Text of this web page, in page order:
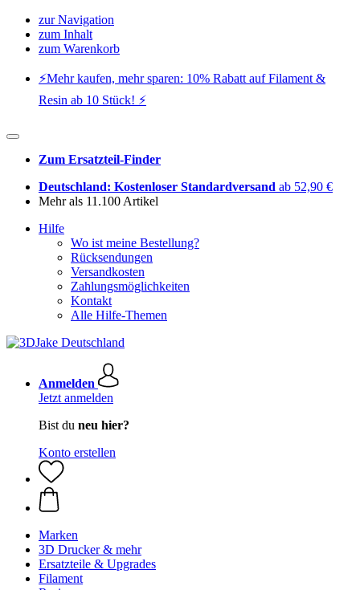
zur Navigation
zum Inhalt
zum Warenkorb
⚡️Mehr kaufen, mehr sparen: 10% Rabatt auf Filament &
Resin ab 10 Stück! ⚡️
Zum Ersatzteil-Finder
Deutschland: Kostenloser Standardversand ab 52,90 €
Mehr als 11.100 Artikel
Hilfe
Wo ist meine Bestellung?
Rücksendungen
Versandkosten
Zahlungsmöglichkeiten
Kontakt
Alle Hilfe-Themen
Anmelden
Jetzt anmelden
Bist du neu hier?
Konto erstellen
Marken
3D Drucker & mehr
Ersatzteile & Upgrades
Filament